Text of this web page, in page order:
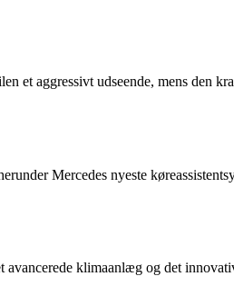
et aggressivt udseende, mens den
Mercedes nyeste
klimaanlæg og det